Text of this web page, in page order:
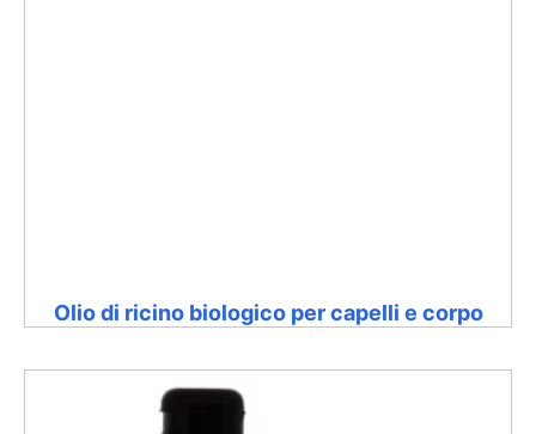
Olio di ricino biologico per capelli e corpo